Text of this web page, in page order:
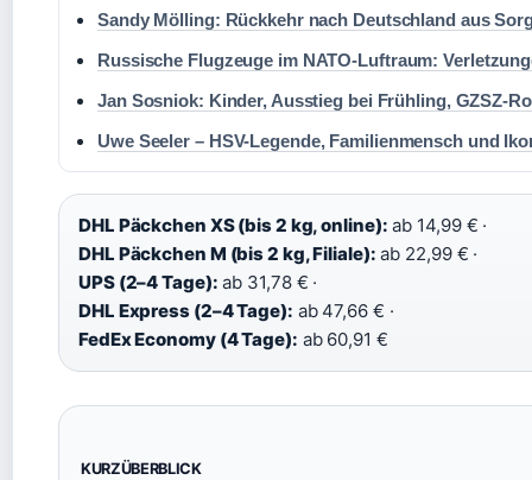
Sandy Mölling: Rückkehr nach Deutschland aus
Russische Flugzeuge im NATO-Luftraum:
Jan Sosniok: Kinder, Ausstieg bei Frühling, GZSZ-
Uwe Seeler – HSV-Legende, Familienmensch und
DHL Päckchen XS (bis 2 kg, online): ab 14,99 € ·
DHL Päckchen M (bis 2 kg, Filiale): ab 22,99 € ·
UPS (2–4 Tage): ab 31,78 € ·
DHL Express (2–4 Tage): ab 47,66 € ·
FedEx Economy (4 Tage): ab 60,91 €
KURZÜBERBLICK